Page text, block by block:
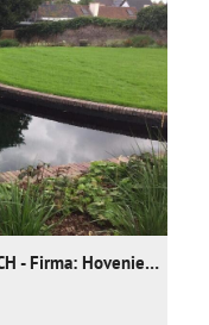
4. Platz - KATEGORIE: SWIMMING-TEICH - Firma: Hoveniersgebroeders BVBA (nur nominiert)